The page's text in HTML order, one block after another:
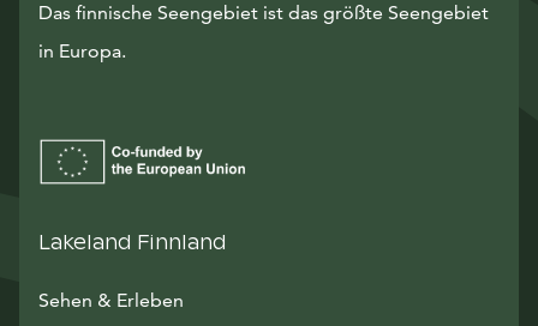
Das finnische Seengebiet ist das größte Seengebiet
in Europa.
Lakeland Finnland
Sehen & Erleben